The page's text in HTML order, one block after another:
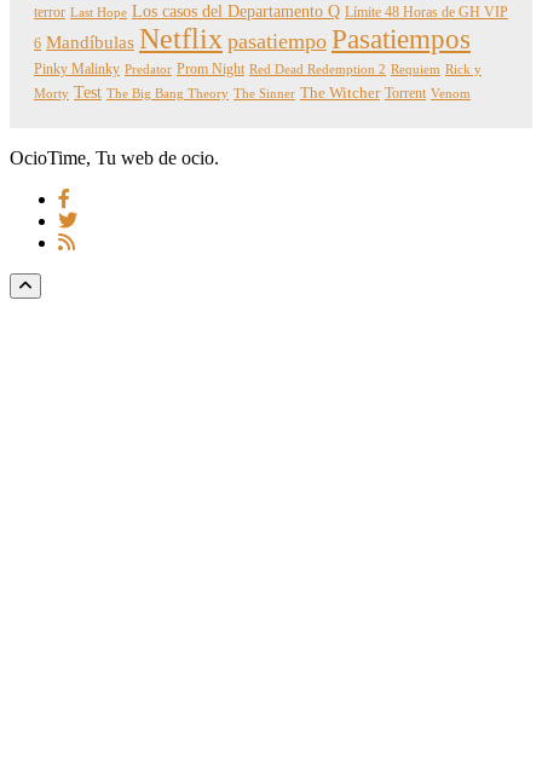
terror Last Hope Los casos del Departamento Q Límite 48 Horas de GH VIP
6 Mandíbulas Netflix pasatiempo Pasatiempos
Pinky Malinky Predator Prom Night Red Dead Redemption 2 Requiem Rick y
Morty Test The Big Bang Theory The Sinner The Witcher Torrent Venom
OcioTime, Tu web de ocio.